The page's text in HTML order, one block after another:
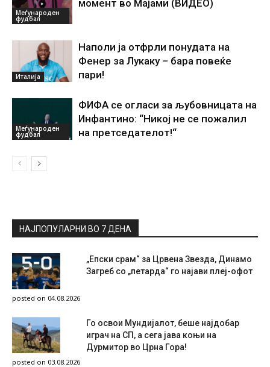
Меѓународен
фудбал
момент во Мајами (ВИДЕО)
Италија
Наполи ја отфрли понудата на
Фенер за Лукаку – бара повеќе
пари!
Меѓународен
фудбал
ФИФА се огласи за љубовницата на
Инфантино: “Никој не се пожалил
на претседателот!“
НАЈПОПУЛАРНИ ВО 7 ДЕНА
„Епски срам“ за Црвена Звезда, Динамо
Загреб со „петарда“ го најави плеј-офот
posted on 04.08.2026
Го освои Мундијалот, беше најдобар
играч на СП, а сега јава коњи на
Дурмитор во Црна Гора!
posted on 03.08.2026